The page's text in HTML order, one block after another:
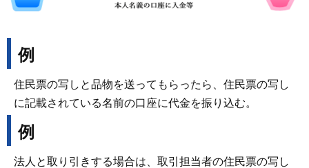
例
住民票の写しと品物を送ってもらったら、住民票の写し
に記載されている名前の口座に代金を振り込む。
例
法人と取り引きする場合は、取引担当者の住民票の写し